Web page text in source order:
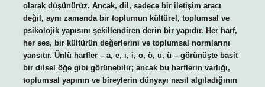
olarak düşünürüz. Ancak, dil, sadece bir iletişim aracı
değil, aynı zamanda bir toplumun kültürel, toplumsal ve
psikolojik yapısını şekillendiren derin bir yapıdır. Her harf,
her ses, bir kültürün değerlerini ve toplumsal normlarını
yansıtır. Ünlü harfler – a, e, ı, i, o, ö, u, ü – görünüşte basit
bir dilsel öğe gibi görünebilir; ancak bu harflerin varlığı,
toplumsal yapının ve bireylerin dünyayı nasıl algıladığının